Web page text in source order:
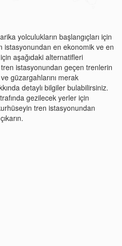
yolculukların başlangıçları için
istasyonundan en ekonomik ve en
aşağıdaki alternatifleri
istasyonundan geçen trenlerin
güzargahlarını merak
detaylı bilgiler bulabilirsiniz.
gezilecek yerler için
tren istasyonundan